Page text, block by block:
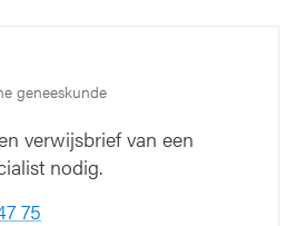
geneeskunde
verwijsbrief van een
nodig.
75